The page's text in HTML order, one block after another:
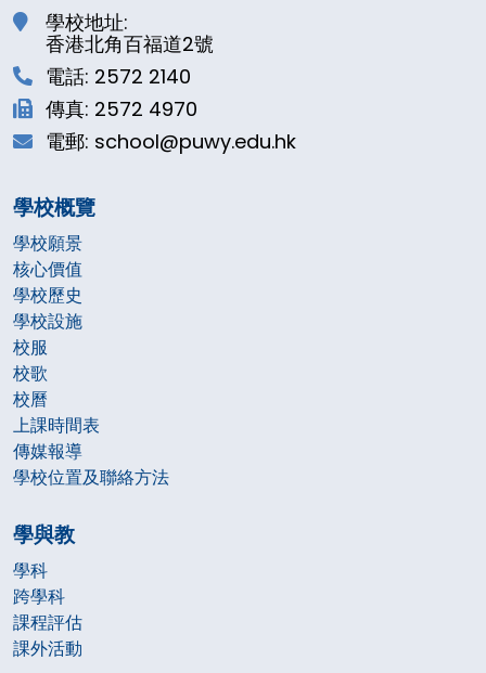
學校地址:
香港北角百福道2號
電話: 2572 2140
傳真: 2572 4970
電郵: school@puwy.edu.hk
學校概覽
學校願景
核心價值
學校歷史
學校設施
校服
校歌
校曆
上課時間表
傳媒報導
學校位置及聯絡方法
學與教
學科
跨學科
課程評估
課外活動